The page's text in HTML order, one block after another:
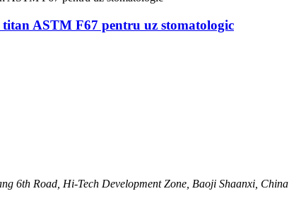
ASTM F67 pentru uz stomatologic
6th Road, Hi-Tech Development Zone, Baoji Shaanxi, China